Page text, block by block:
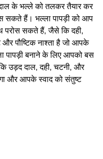
के भल्ले को तलकर तैयार कर
सकते हैं। भल्ला पापड़ी को आप
परोस सकते हैं, जैसे कि दही,
पौष्टिक नाश्ता है जो आपके
पापड़ी बनाने के लिए आपको बस
उड़द दाल, दही, चटनी, और
और आपके स्वाद को संतुष्ट